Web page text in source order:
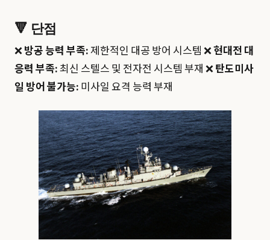
🔻 단점
❌방공 능력 부족:제한적인 대공 방어 시스템 ❌현대전 대
응력 부족:최신 스텔스 및 전자전 시스템 부재 ❌탄도미사
일 방어 불가능: 미사일 요격 능력 부재